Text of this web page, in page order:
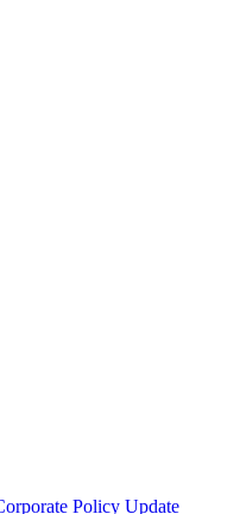
Policy Update